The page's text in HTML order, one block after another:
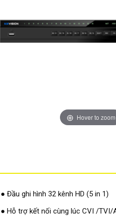
Hover to zoom
● Đầu ghi hình 32 kênh HD (5 in 1)
● Hỗ trợ kết nối cùng lúc CVI /TVI/